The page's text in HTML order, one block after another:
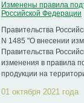
Изменены правила
Российской Федерации
Правительства
N 1485 "О внесении
Правительства
изменения в правила
продукции на
01 октября 2021 года